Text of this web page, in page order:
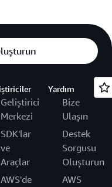
Geliştirici
Merkezi
SDK'lar
ve
Araçlar
AWS'de
Yardım
Bize
Ulaşın
Destek
Sorgusu
Oluşturun
AWS